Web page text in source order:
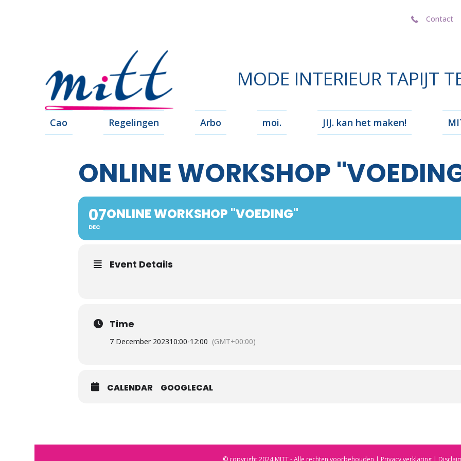
ContactContact
MODE INTERIEUR TAPIJT
Cao Regelingen Arbo moi. JIJ. kan het maken!
ONLINE WORKSHOP
07
DEC
ONLINE WORKSHOP "VOEDING"
Event Details
Time
7 December 202310:00-12:00 (GMT+00:00)
CALENDAR GOOGLECAL
© copyright 2024 MITT - Alle rechten voorbehouden | Privacy verklaring|